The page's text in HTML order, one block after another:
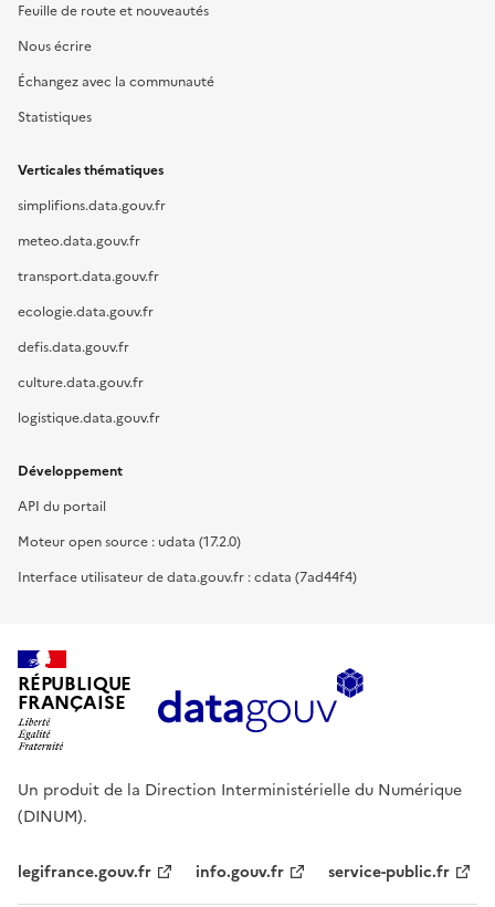
Feuille de route et nouveautés
Nous écrire
Échangez avec la communauté
Statistiques
Verticales thématiques
simplifions.data.gouv.fr
meteo.data.gouv.fr
transport.data.gouv.fr
ecologie.data.gouv.fr
defis.data.gouv.fr
culture.data.gouv.fr
logistique.data.gouv.fr
Développement
API du portail
Moteur open source : udata (17.2.0)
Interface utilisateur de data.gouv.fr : cdata (7ad44f4)
RÉPUBLIQUE
FRANÇAISE
Un produit de la Direction Interministérielle du Numérique
(DINUM).
legifrance.gouv.fr info.gouv.fr service-public.fr